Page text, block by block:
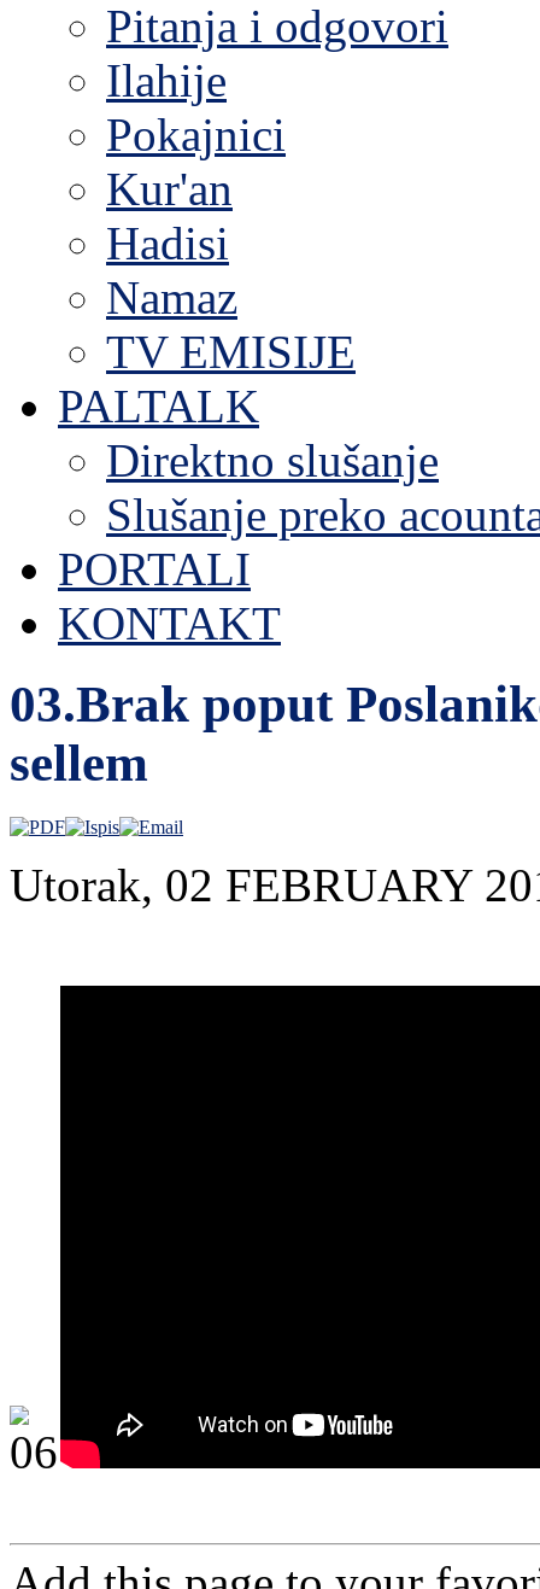
Pitanja i odgovori
Ilahije
Pokajnici
Kur'an
Hadisi
Namaz
TV EMISIJE
PALTALK
Direktno slušanje
Slušanje preko
PORTALI
KONTAKT
03.Brak poput
sellem
Utorak, 02 FEBRUARY